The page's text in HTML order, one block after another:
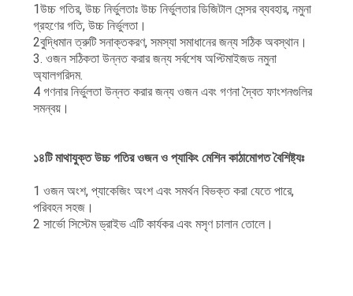
1উচ্চ গতির, উচ্চ নির্ভুলতাঃ উচ্চ নির্ভুলতার ডিজিটাল সেন্সর ব্যবহার, নমুনা
গ্রহণের গতি, উচ্চ নির্ভুলতা।
2বুদ্ধিমান ত্রুটি সনাক্তকরণ, সমস্যা সমাধানের জন্য সঠিক অবস্থান।
3. ওজন সঠিকতা উন্নত করার জন্য সর্বশেষ অপ্টিমাইজড নমুনা
অ্যালগরিদম.
4 গণনার নির্ভুলতা উন্নত করার জন্য ওজন এবং গণনা দ্বৈত ফাংশনগুলির
সমন্বয়।
১৪টি মাথাযুক্ত উচ্চ গতির ওজন ও প্যাকিং মেশিন কাঠামোগত বৈশিষ্ট্যঃ
1 ওজন অংশ, প্যাকেজিং অংশ এবং সমর্থন বিভক্ত করা যেতে পারে,
পরিবহন সহজ।
2 সার্ভো সিস্টেম ড্রাইভ এটি কার্যকর এবং মসৃণ চালান তোলে।